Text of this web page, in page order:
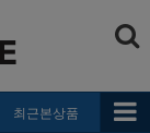
최근본상품